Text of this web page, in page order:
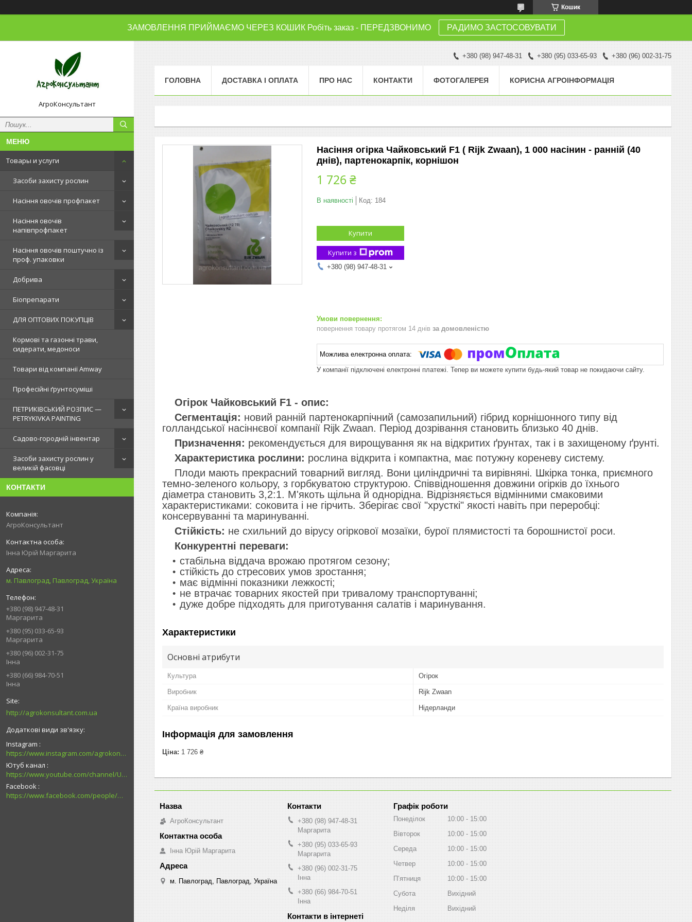
Кошик
ЗАМОВЛЕННЯ ПРИЙМАЄМО ЧЕРЕЗ КОШИК Робіть заказ - ПЕРЕДЗВОНИМО РАДИМО ЗАСТОСОВУВАТИ
АгроКонсультант
Товары и услуги
Засоби захисту рослин
Насіння овочів профпакет
Насіння овочів
напівпрофпакет
Насіння овочів поштучно із
проф. упаковки
Добрива
Біопрепарати
ДЛЯ ОПТОВИХ ПОКУПЦІВ
Кормові та газонні трави,
сидерати, медоноси
Товари від компанії Amway
Професійні ґрунтосуміші
ПЕТРИКІВСЬКИЙ РОЗПИС —
PETRYKIVKA PAINTING
Садово-городній інвентар
Засоби захисту рослин у
великій фасовці
КОНТАКТИ
АгроКонсультант
Інна Юрій Маргарита
м. Павлоград, Павлоград, Україна
+380 (98) 947-48-31
Маргарита
+380 (95) 033-65-93
Маргарита
+380 (96) 002-31-75
Інна
+380 (66) 984-70-51
Інна
http://agrokonsultant.com.ua
Instagram
https://www.instagram.com/agrokonsultant.com.ua
Ютуб канал
https://www.youtube.com/channel/UCsMskbYs7K45z-_p_4_grmQ
Facebook
https://www.facebook.com/people/%D0%90%D0%B3%D1%80%D0%BE%D0%BA%D0%BE%D0%BD%D1%81%D1%83%D0%BB%D1%8C%D1%82%D0%B0%D0%BD%D1%82-%D0%9F%D0%B0%D0%B2%D0%BB%D0%BE%D0%B3%D1%80%D0%B0%D0%B4/100027726794989/
+380 (98) 947-48-31 +380 (95) 033-65-93 +380 (96) 002-31-75
ГОЛОВНА ДОСТАВКА І ОПЛАТА ПРО НАС КОНТАКТИ ФОТОГАЛЕРЕЯ КОРИСНА АГРОІНФОРМАЦІЯ
Насіння огірка Чайковський F1 ( Rijk Zwaan), 1 000 насінин - ранній (40
днів), партенокарпік, корнішон
1 726 ₴
В наявності Код: 184
Купити
Купити з
+380 (98) 947-48-31
повернення товару протягом 14 днів за домовленістю
У компанії підключені електронні платежі. Тепер ви можете купити будь-який товар не покидаючи сайту.
Огірок Чайковський F1 - опис:
Сегментація: новий ранній партенокарпічний (самозапильний) гібрид корнішонного типу від
голландської насіннєвої компанії Rijk Zwaan. Період дозрівання становить близько 40 днів.
Призначення: рекомендується для вирощування як на відкритих ґрунтах, так і в захищеному ґрунті.
Характеристика рослини: рослина відкрита і компактна, має потужну кореневу систему.
Плоди мають прекрасний товарний вигляд. Вони циліндричні та вирівняні. Шкірка тонка, приємного
темно-зеленого кольору, з горбкуватою структурою. Співвідношення довжини огірків до їхнього
діаметра становить 3,2:1. М'якоть щільна й однорідна. Відрізняється відмінними смаковими
характеристиками: соковита і не гірчить. Зберігає свої "хрусткі" якості навіть при переробці:
консервуванні та маринуванні.
Стійкість: не схильний до вірусу огіркової мозаїки, бурої плямистості та борошнистої роси.
Конкурентні переваги:
стабільна віддача врожаю протягом сезону;
стійкість до стресових умов зростання;
має відмінні показники лежкості;
не втрачає товарних якостей при тривалому транспортуванні;
дуже добре підходять для приготування салатів і маринування.
Характеристики
Основні атрибути
Культура Огірок
Виробник Rijk Zwaan
Країна виробник Нідерланди
Інформація для замовлення
Ціна: 1 726 ₴
АгроКонсультант
Інна Юрій Маргарита
м. Павлоград, Павлоград, Україна
+380 (98) 947-48-31
Маргарита
+380 (95) 033-65-93
Маргарита
+380 (96) 002-31-75
Інна
+380 (66) 984-70-51
Інна
Графік роботи
Понеділок 10:00
15:00
Вівторок
10:00
15:00
Середа
10:00
15:00
Четвер
10:00
15:00
Пʼятниця
10:00
15:00
Субота
Вихідний
Неділя
Вихідний